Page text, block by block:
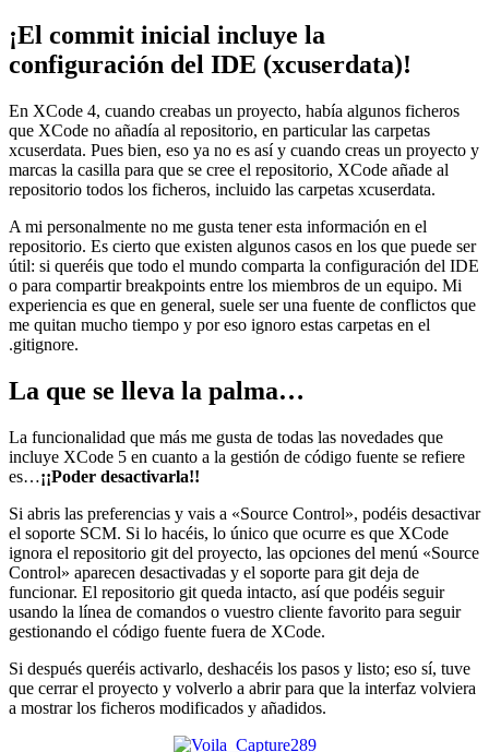
¡El commit inicial incluye la
configuración del IDE (xcuserdata)!
En XCode 4, cuando creabas un proyecto, había algunos ficheros
que XCode no añadía al repositorio, en particular las carpetas
xcuserdata. Pues bien, eso ya no es así y cuando creas un proyecto y
marcas la casilla para que se cree el repositorio, XCode añade al
repositorio todos los ficheros, incluido las carpetas xcuserdata.
A mi personalmente no me gusta tener esta información en el
repositorio. Es cierto que existen algunos casos en los que puede ser
útil: si queréis que todo el mundo comparta la configuración del IDE
o para compartir breakpoints entre los miembros de un equipo. Mi
experiencia es que en general, suele ser una fuente de conflictos que
me quitan mucho tiempo y por eso ignoro estas carpetas en el
.gitignore.
La que se lleva la palma…
La funcionalidad que más me gusta de todas las novedades que
incluye XCode 5 en cuanto a la gestión de código fuente se refiere
es…¡¡Poder desactivarla!!
Si abris las preferencias y vais a «Source Control», podéis desactivar
el soporte SCM. Si lo hacéis, lo único que ocurre es que XCode
ignora el repositorio git del proyecto, las opciones del menú «Source
Control» aparecen desactivadas y el soporte para git deja de
funcionar. El repositorio git queda intacto, así que podéis seguir
usando la línea de comandos o vuestro cliente favorito para seguir
gestionando el código fuente fuera de XCode.
Si después queréis activarlo, deshacéis los pasos y listo; eso sí, tuve
que cerrar el proyecto y volverlo a abrir para que la interfaz volviera
a mostrar los ficheros modificados y añadidos.